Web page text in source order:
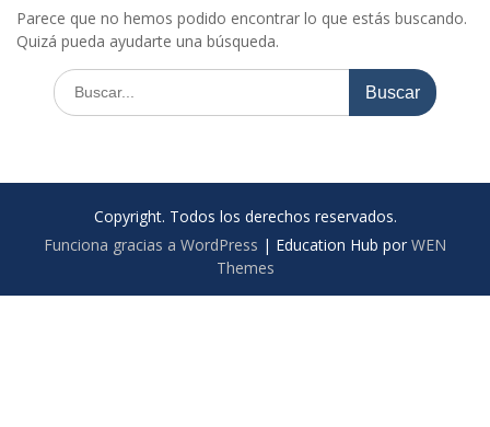
Parece que no hemos podido encontrar lo que estás buscando.
Quizá pueda ayudarte una búsqueda.
Buscar:
Copyright. Todos los derechos reservados.
Funciona gracias a WordPress | Education Hub por WEN
Themes